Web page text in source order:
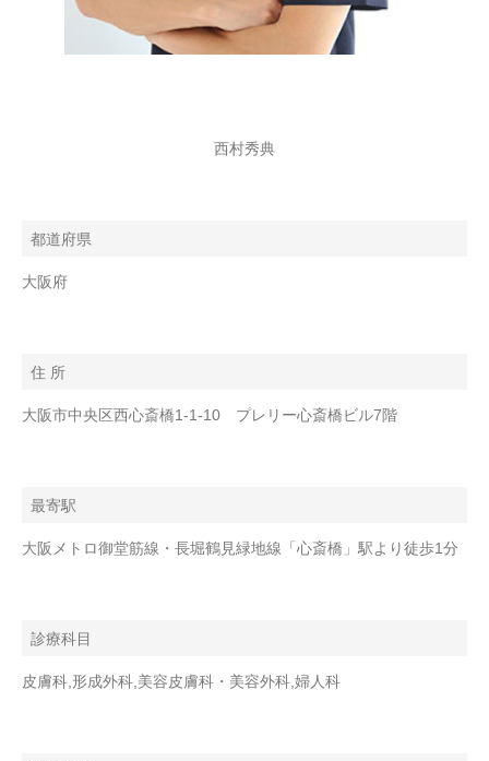
西村秀典
都道府県
大阪府
住 所
大阪市中央区西心斎橋1-1-10 プレリー心斎橋ビル7階
最寄駅
大阪メトロ御堂筋線・長堀鶴見緑地線「心斎橋」駅より徒歩1分
診療科目
皮膚科,形成外科,美容皮膚科・美容外科,婦人科